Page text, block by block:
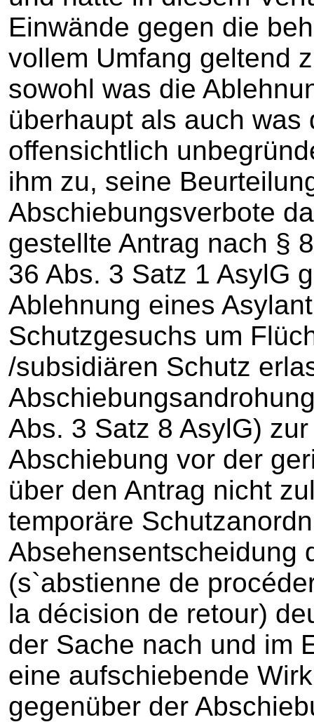
Einwände gegen die
vollem Umfang geltend
sowohl was die
überhaupt als auch was
offensichtlich
ihm zu, seine
Abschiebungsverbote
gestellte Antrag nach §
36 Abs. 3 Satz 1 AsylG
Ablehnung eines
Schutzgesuchs um
/subsidiären Schutz
Abs. 3 Satz 8 AsylG)
Abschiebung vor der
über den Antrag nicht
temporäre
Absehensentscheidung
(s`abstienne de
la décision de retour)
der Sache nach und im
eine aufschiebende
gegenüber der